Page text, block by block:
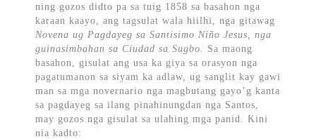
ning gozos didto pa sa tuig 1858 sa basahon nga
karaan kaayo, ang tagsulat wala hiilhi, nga gitawag
Novena ug Pagdayeg sa Santisimo Niño Jesus, nga
guinasimbahan sa Ciudad sa Sugbo. Sa maong
basahon, gisulat ang usa ka giya sa orasyon nga
pagatumanon sa siyam ka adlaw, ug sanglit kay gawi
man sa mga novernario nga magbutang gayo’g kanta
sa pagdayeg sa ilang pinahinungdan nga Santos,
may gozos nga gisulat sa ulahing mga panid. Kini
nia kadto: